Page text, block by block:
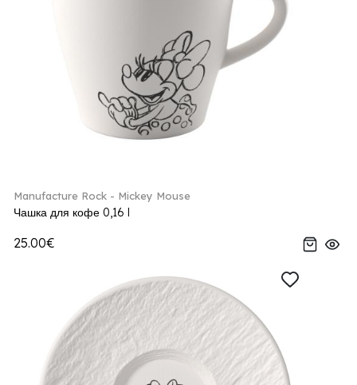
Manufacture Rock - Mickey Mouse
Чашка для кофе 0,16 l
25.00€